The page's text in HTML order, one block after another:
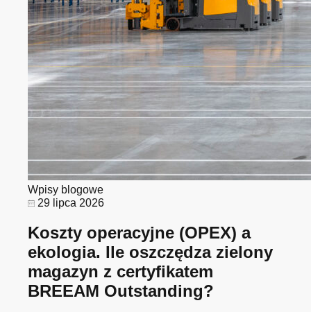
Wpisy blogowe
29 lipca 2026
Koszty operacyjne (OPEX) a
ekologia. Ile oszczędza zielony
magazyn z certyfikatem
BREEAM Outstanding?